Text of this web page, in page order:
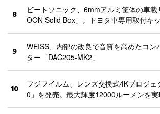
8
ビートソニック、6mmアルミ筐体の車
OON Solid Box」。トヨタ車専用取付キ
9
WEISS、内部の改良で音質を高めたコン
ター「DAC205-MK2」
10
フジフイルム、レンズ交換式4Kプロジ
0」を発売。最大輝度12000ルーメンを